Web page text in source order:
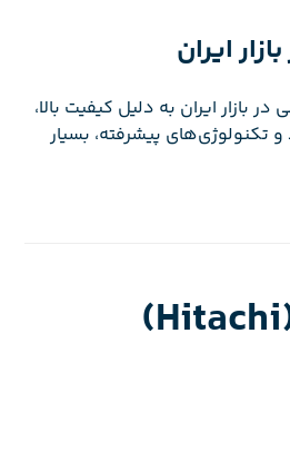
بازار ایران به دلیل کیفیت بالا،
تکنولوژی‌های پیشرفته، بسیار